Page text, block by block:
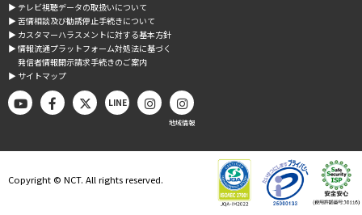
▶︎ テレビ視聴データの取扱いについて
▶︎ 苦情相談及び勧誘停止手続きについて
▶︎ カスタマーハラスメントに対する基本方針
▶︎ 情報流通プラットフォーム対処法に基づく
発信者情報開示請求手続きのご案内
▶︎ サイトマップ
LINE
地域情報
Copyright © NCT. All rights reserved.